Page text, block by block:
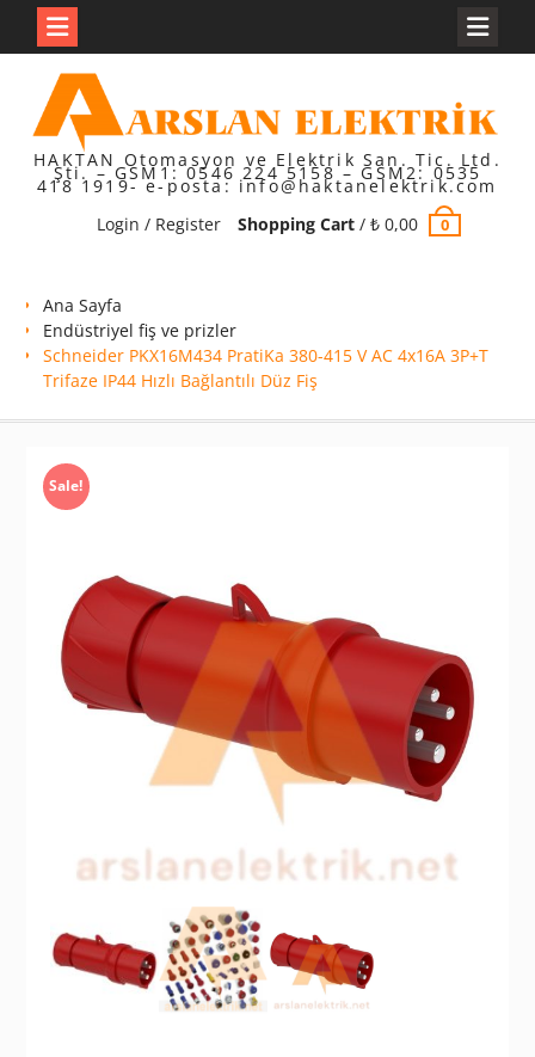
content
HAKTAN Otomasyon ve Elektrik San. Tic. Ltd.
Şti. – GSM1: 0546 224 5158 – GSM2: 0535
418 1919- e-posta: info@haktanelektrik.com
Login / Register
Shopping Cart/ ₺0,00 0
Ana Sayfa
Endüstriyel fiş ve prizler
Schneider PKX16M434 PratiKa 380-415 V AC 4x16A 3P+T
Trifaze IP44 Hızlı Bağlantılı Düz Fiş
Sale!